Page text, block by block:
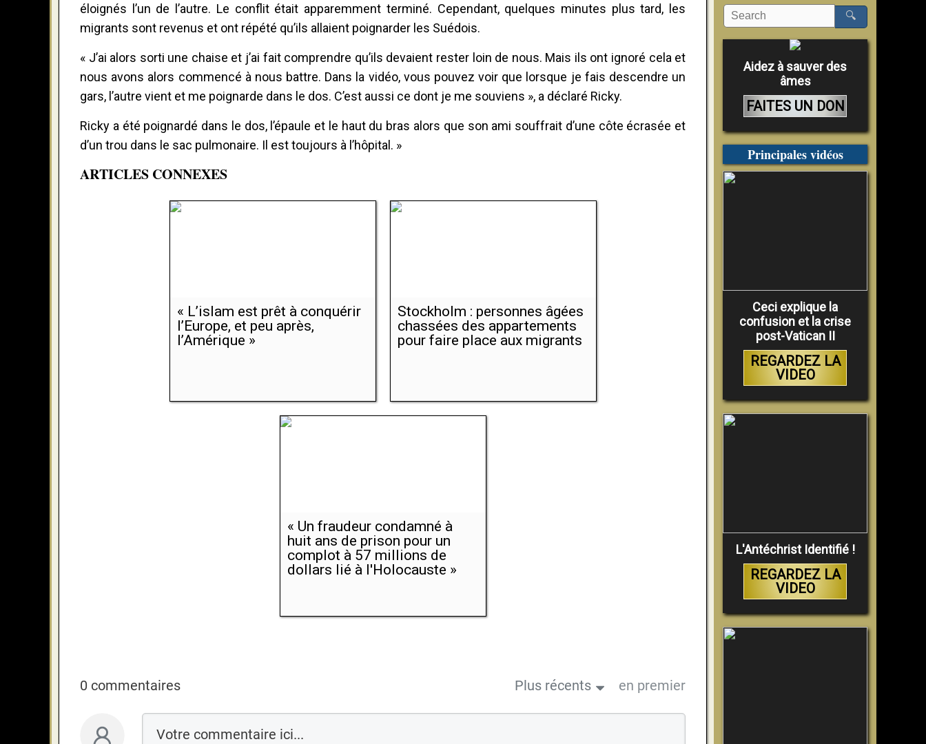
éloignés l’un de l’autre. Le conflit était apparemment terminé. Cependant, quelques minutes plus tard, les
migrants sont revenus et ont répété qu’ils allaient poignarder les Suédois.
« J’ai alors sorti une chaise et j’ai fait comprendre qu’ils devaient rester loin de nous. Mais ils ont ignoré cela et
nous avons alors commencé à nous battre. Dans la vidéo, vous pouvez voir que lorsque je fais descendre un
gars, l’autre vient et me poignarde dans le dos. C’est aussi ce dont je me souviens », a déclaré Ricky.
Ricky a été poignardé dans le dos, l’épaule et le haut du bras alors que son ami souffrait d’une côte écrasée et
d’un trou dans le sac pulmonaire. Il est toujours à l’hôpital. »
ARTICLES CONNEXES
« L’islam est prêt à conquérir
l’Europe, et peu après,
l’Amérique »
Stockholm : personnes âgées
chassées des appartements
pour faire place aux migrants
« Un fraudeur condamné à
huit ans de prison pour un
complot à 57 millions de
dollars lié à l'Holocauste »
0 commentaires Plus récents en premier
🔍
Aidez à sauver des
âmes
FAITES UN DON
Principales vidéos
Ceci explique la
confusion et la crise
post-Vatican II
REGARDEZ LA
VIDEO
L'Antéchrist Identifié !
REGARDEZ LA
VIDEO